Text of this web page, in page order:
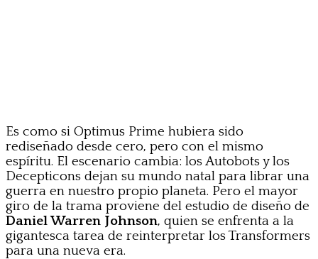
Es como si Optimus Prime hubiera sido
rediseñado desde cero, pero con el mismo
espíritu. El escenario cambia: los Autobots y los
Decepticons dejan su mundo natal para librar una
guerra en nuestro propio planeta. Pero el mayor
giro de la trama proviene del estudio de diseño de
Daniel Warren Johnson, quien se enfrenta a la
gigantesca tarea de reinterpretar los Transformers
para una nueva era.